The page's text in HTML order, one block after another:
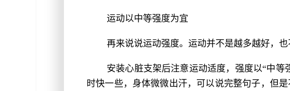
运动以中等强度为宜
再来说说运动强度。运动并不是越多越好，
安装心脏支架后注意运动适度，强度以“中
时快一些，身体微微出汗，可以说完整句子，但